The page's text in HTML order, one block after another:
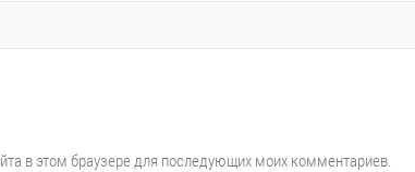
в этом браузере для последующих моих комментариев.